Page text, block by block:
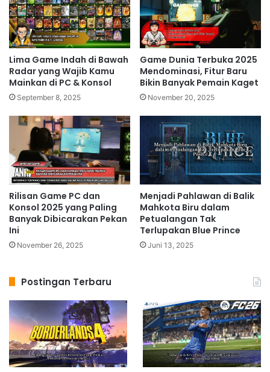
Lima Game Indah di Bawah
Radar yang Wajib Kamu
Mainkan di PC & Konsol
September 8, 2025
Game Dunia Terbuka 2025
Mendominasi, Fitur Baru
Bikin Banyak Pemain Kaget
November 20, 2025
Rilisan Game PC dan
Konsol 2025 yang Paling
Banyak Dibicarakan Pekan
Ini
November 26, 2025
Menjadi Pahlawan di Balik
Mahkota Biru dalam
Petualangan Tak
Terlupakan Blue Prince
Juni 13, 2025
Postingan Terbaru